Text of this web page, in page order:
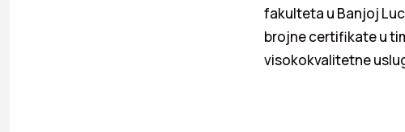
fakulteta u Banjoj
brojne certifikate u
visokokvalitetne